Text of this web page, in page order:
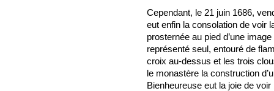
Cependant, le 21 juin 1686,
eut enfin la consolation de voir
prosternée au pied d’une
représenté seul, entouré de
croix au-dessus et les trois
le monastère la construction
Bienheureuse eut la joie de